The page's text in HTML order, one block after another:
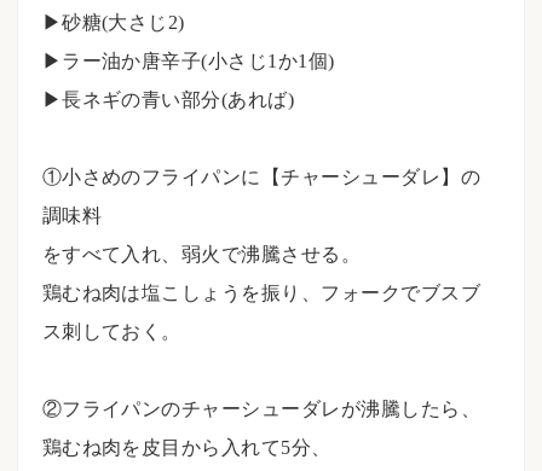
▶砂糖(大さじ2)
▶ラー油か唐辛子(小さじ1か1個)
▶長ネギの青い部分(あれば)
①小さめのフライパンに【チャーシューダレ】の
調味料
をすべて入れ、弱火で沸騰させる。
鶏むね肉は塩こしょうを振り、フォークでブスブ
ス刺しておく。
②フライパンのチャーシューダレが沸騰したら、
鶏むね肉を皮目から入れて5分、